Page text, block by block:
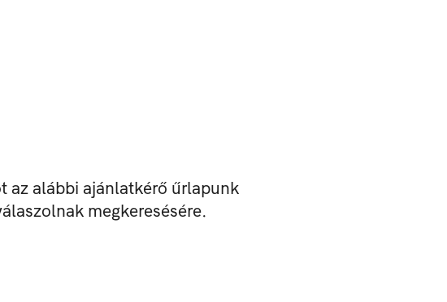
az alábbi ajánlatkérő űrlapunk
megkeresésére.